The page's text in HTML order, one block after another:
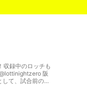
！
収録中のロッチも
阪
て、試合前の投